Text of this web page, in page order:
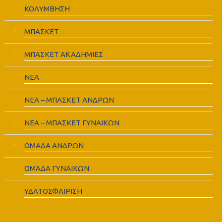
ΚΟΛΥΜΒΗΣΗ
ΜΠΑΣΚΕΤ
ΜΠΑΣΚΕΤ ΑΚΑΔΗΜΙΕΣ
ΝΕΑ
ΝΕΑ – ΜΠΑΣΚΕΤ ΑΝΔΡΩΝ
ΝΕΑ – ΜΠΑΣΚΕΤ ΓΥΝΑΙΚΩΝ
ΟΜΑΔΑ ΑΝΔΡΩΝ
ΟΜΑΔΑ ΓΥΝΑΙΚΩΝ
ΥΔΑΤΟΣΦΑΙΡΙΣΗ